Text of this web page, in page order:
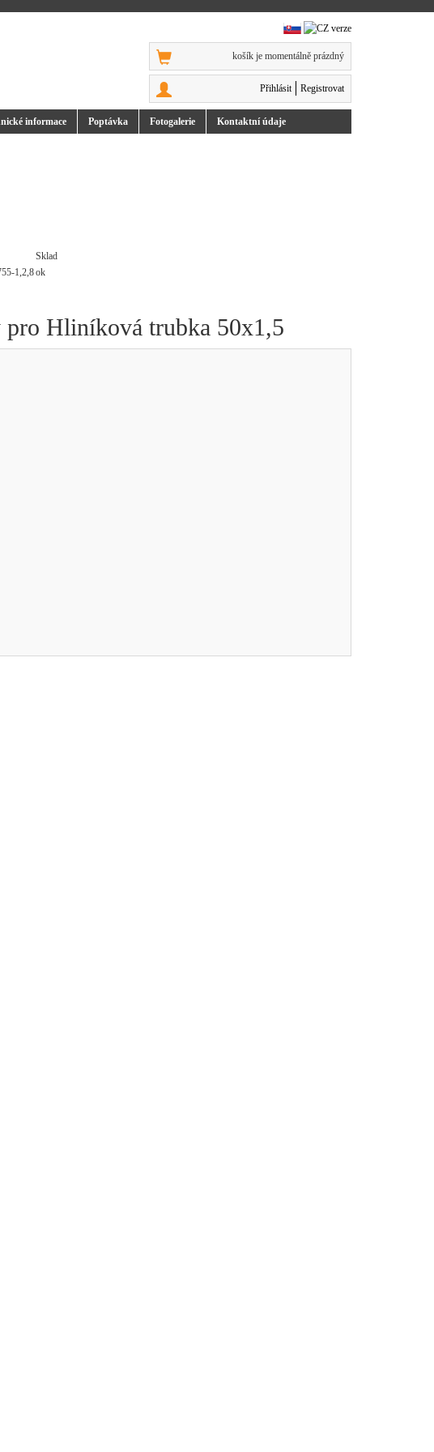
košík je momentálně prázdný
Přihlásit Registrovat
informace Poptávka Fotogalerie Kontaktní údaje
Sklad
1,2,8ok
pro Hliníková trubka 50x1,5